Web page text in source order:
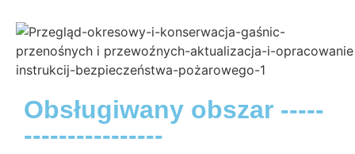
Obsługiwany obszar -----
----------------